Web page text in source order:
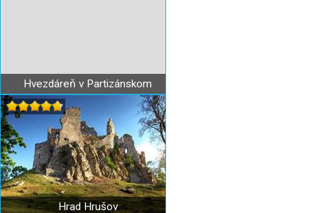
Hvezdáreň v Partizánskom
Hrad Hrušov